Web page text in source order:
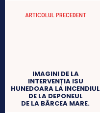
ARTICOLUL PRECEDENT
IMAGINI DE LA
INTERVENȚIA ISU
HUNEDOARA LA INCENDIUL
DE LA DEPONEUL
DE LA BÂRCEA MARE.